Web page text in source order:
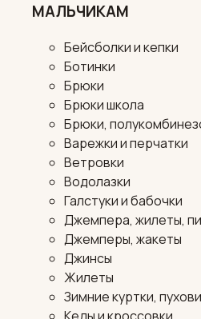
МАЛЬЧИКАМ
Бейсболки и кепки
Ботинки
Брюки
Брюки школа
Брюки,
Варежки и перчатки
Ветровки
Водолазки
Галстуки и бабочки
Джемпера, жилеты,
Джемперы, жакеты
Джинсы
Жилеты
Зимние куртки,